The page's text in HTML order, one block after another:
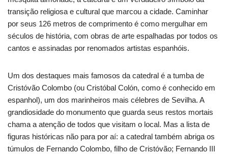
transição religiosa e cultural que marcou a cidade. Caminhar
por seus 126 metros de comprimento é como mergulhar em
séculos de história, com obras de arte espalhadas por todos os
cantos e assinadas por renomados artistas espanhóis.
Um dos destaques mais famosos da catedral é a tumba de
Cristóvão Colombo (ou Cristóbal Colón, como é conhecido em
espanhol), um dos marinheiros mais célebres de Sevilha. A
grandiosidade do monumento que guarda seus restos mortais
chama a atenção de todos que visitam o local. Mas a lista de
figuras históricas não para por aí: a catedral também abriga os
túmulos de Fernando Colombo, filho de Cristóvão; Fernando III